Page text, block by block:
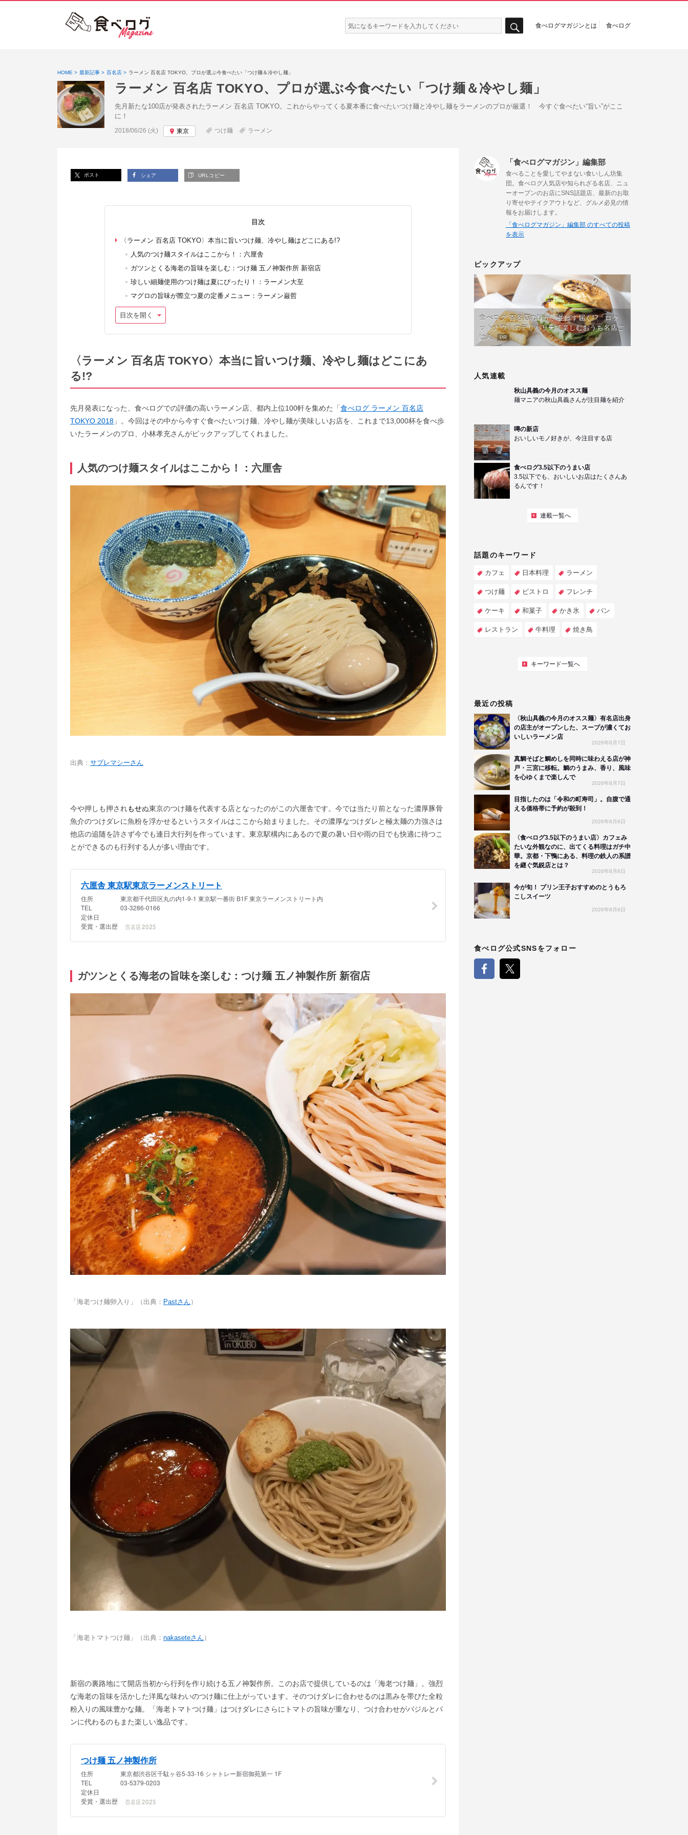
検
索:
食べログマガジンとは 食べログ
HOME 最新記事 百名店 ラーメン 百名店 TOKYO、プロが選ぶ今食べたい「つけ麺＆冷やし麺」
ラーメン 百名店 TOKYO、プロが選ぶ今食べたい「つけ麺＆冷やし麺」
先月新たな100店が発表されたラーメン 百名店 TOKYO。これからやってくる夏本番に食べたいつけ麺と冷やし麺をラーメンのプロが厳選！ 今すぐ食べたい“旨い”がここ
に！
投稿日:
2018/06/26 (火) 東京 つけ麺 ラーメン
ポスト シェア URLコピー
目次
〈ラーメン 百名店 TOKYO〉本当に旨いつけ麺、冷やし麺はどこにある!?
人気のつけ麺スタイルはここから！：六厘舎
ガツンとくる海老の旨味を楽しむ：つけ麺 五ノ神製作所 新宿店
珍しい細麺使用のつけ麺は夏にぴったり！：ラーメン大至
マグロの旨味が際立つ夏の定番メニュー：ラーメン巌哲
目次を開く
〈ラーメン 百名店 TOKYO〉本当に旨いつけ麺、冷やし麺はどこにあ
る!?
先月発表になった、食べログでの評価の高いラーメン店、都内上位100軒を集めた「食べログ ラーメン 百名店
TOKYO 2018 」。今回はその中から今すぐ食べたいつけ麺、冷やし麺が美味しいお店を、これまで13,000杯を食べ歩
いたラーメンのプロ、小林孝充さんがピックアップしてくれました。
人気のつけ麺スタイルはここから！：六厘舎
出典： サプレマシーさん
今や押しも押されもせぬ東京のつけ麺を代表する店となったのがこの六厘舎です。今では当たり前となった濃厚豚骨
魚介のつけダレに魚粉を浮かせる というスタイルはここから始まりました。その濃厚なつけダレと極太麺の力強さは
他店の追随を許さず今でも連日大行列を作っています。東京駅構内にあるので夏の暑い日や雨の日でも快適に待つこ
とができるのも行列する人が多い理由です。
ガツンとくる海老の旨味を楽しむ：つけ麺 五ノ神製作所 新宿店
「海老つけ麺卵入り」（出典： Pastさん ）
「海老トマトつけ麺」（出典： nakaseteさん ）
新宿の裏路地にて開店当初から行列を作り続ける五ノ神製作所。このお店で提供しているのは「海老つけ麺」。強烈
な海老の旨味を活かした洋風な味わいのつけ麺に仕上がっています。そのつけダレに合わせるのは黒みを帯びた全粒
粉入りの風味豊かな麺。「海老トマトつけ麺」はつけダレにさらにトマトの旨味が重なり、つけ合わせがバジルとパ
ンに代わるのもまた楽しい逸品です。
「食べログマガジン」編集部
食べることを愛してやまない食いしん坊集
団。食べログ人気店や知られざる名店、ニュ
ーオープンのお店にSNS話題店、最新のお取
り寄せやテイクアウトなど、グルメ必見の情
報をお届けします。
「食べログマガジン」編集部 のすべての投稿
を表示
ピックアップ
食べログ 百名店の味が、並ばず届く!?「ロケ
ットナウ」のデリバリーで楽しむおうち名店ご
はん
PR
人気連載
秋山具義の今月のオスス麺
麺マニアの秋山具義さんが注目麺を紹介
噂の新店
おいしいモノ好きが、今注目する店
食べログ3.5以下のうまい店
3.5以下でも、おいしいお店はたくさんあ
るんです！
連載一覧へ
話題のキーワード
カフェ 日本料理 ラーメン
つけ麺 ビストロ フレンチ
ケーキ 和菓子 かき氷 パン
レストラン 牛料理 焼き鳥
キーワード一覧へ
最近の投稿
〈秋山具義の今月のオスス麺〉有名店出身
の店主がオープンした、スープが濃くてお
いしいラーメン店
2026年8月7日
真鯛そばと鯛めしを同時に味わえる店が神
戸・三宮に移転。鯛のうまみ、香り、風味
を心ゆくまで楽しんで
2026年8月7日
目指したのは「令和の町寿司」。自腹で通
える価格帯に予約が殺到！
2026年8月6日
〈食べログ3.5以下のうまい店〉カフェみ
たいな外観なのに、出てくる料理はガチ中
華。京都・下鴨にある、料理の鉄人の系譜
を継ぐ気鋭店とは？
2026年8月6日
今が旬！ プリン王子おすすめのとうもろ
こしスイーツ
2026年8月6日
食べログ公式SNSをフォロー